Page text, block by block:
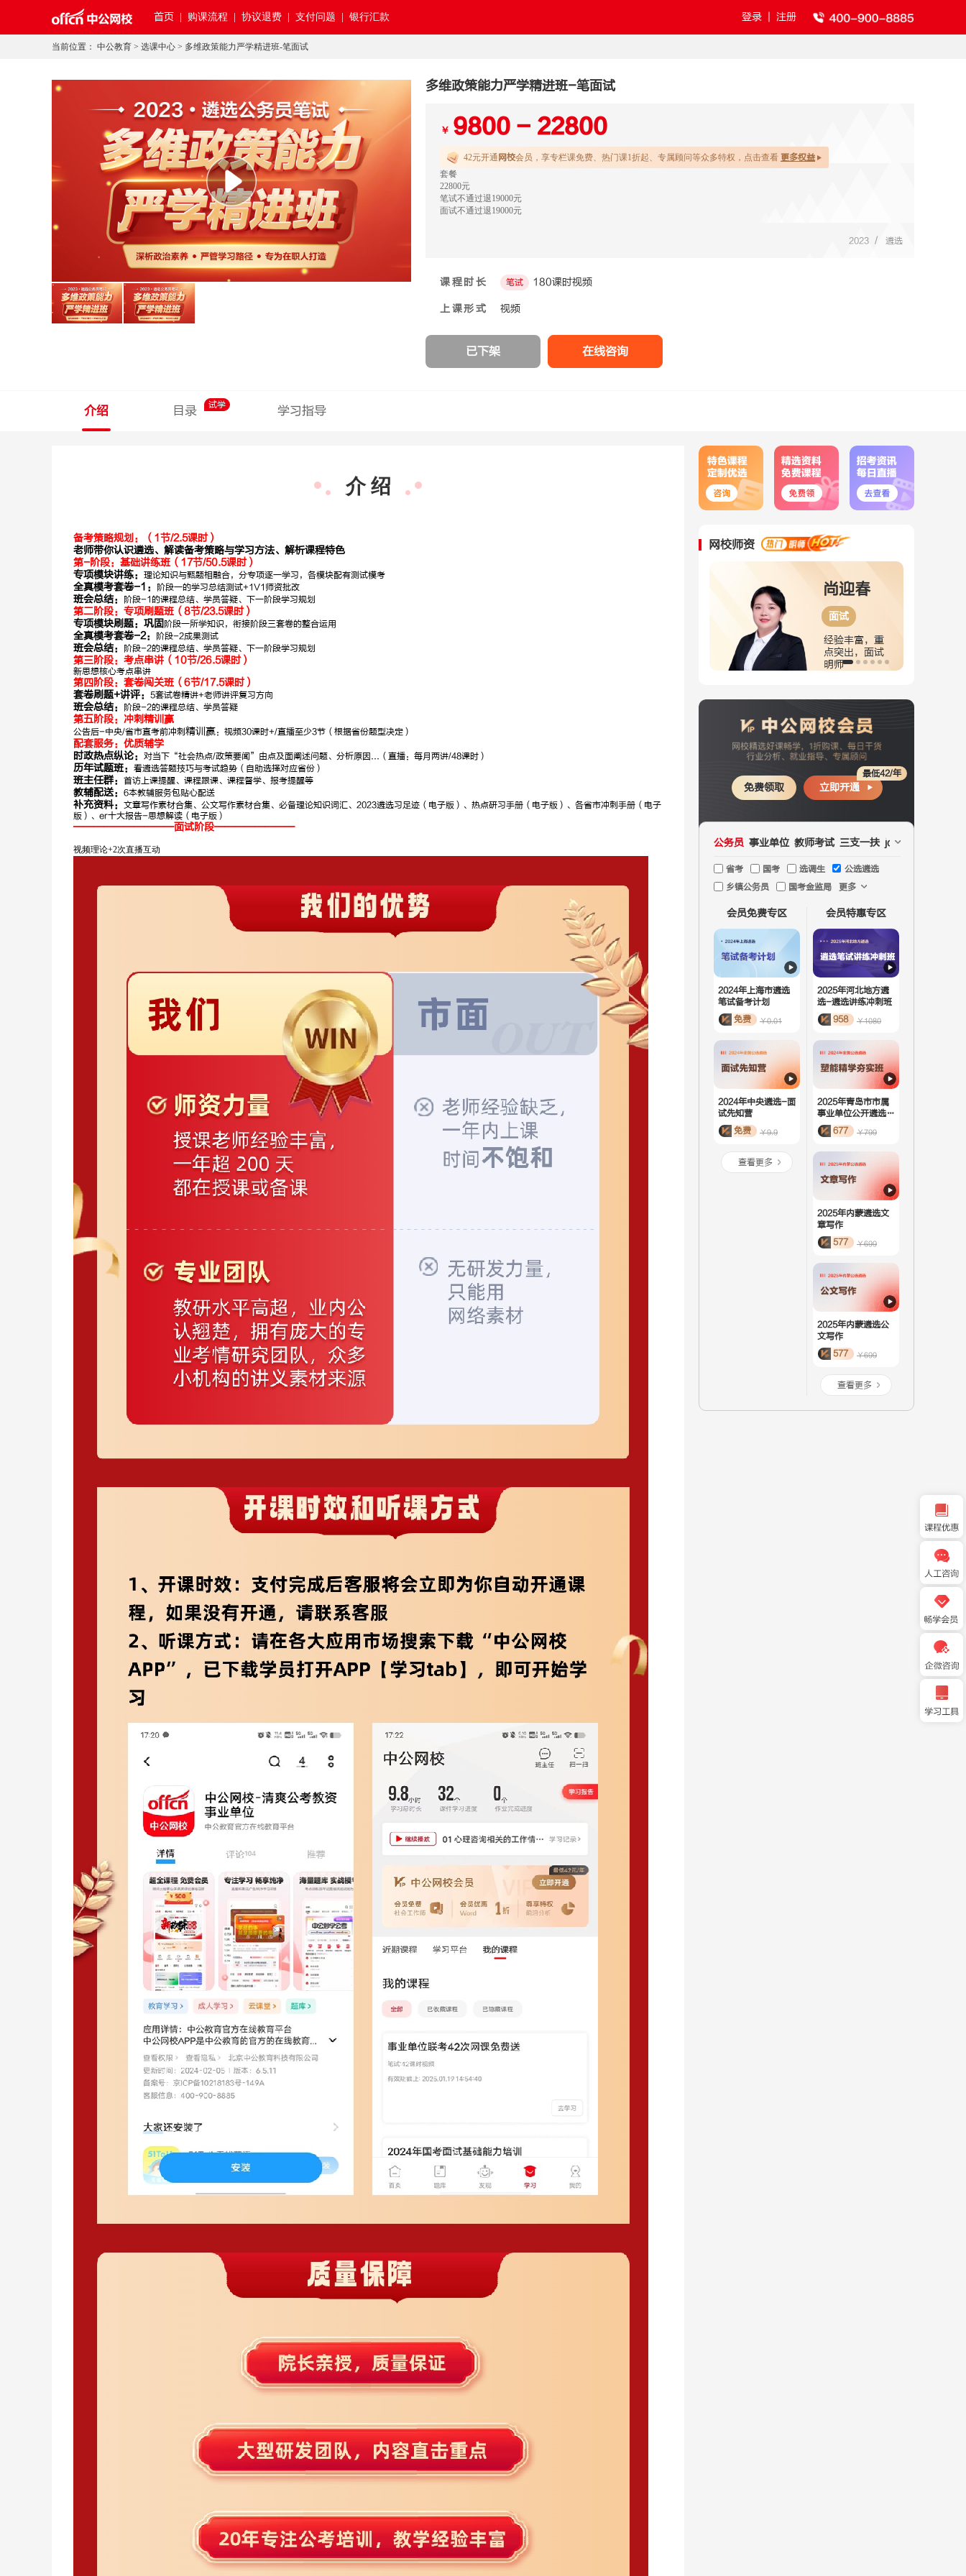
首页 购课流程 | 协议退费 | 支付问题 | 银行汇款 登录 注册
当前位置： 中公教育 > 选课中心 > 多维政策能力严学精进班-笔面试
多维政策能力严学精进班-笔面试
￥ 9800 - 22800
42元开通 网校会员，享专栏课免费、热门课1折起、专属顾问等众多特权，点击查看 更多权益
套餐
22800元
笔试不通过退19000元
面试不通过退19000元
2023 / 遴选
课程时长 笔试 180课时视频
上课形式 视频
已下架 在线咨询
介绍 目录 试学 学习指导
介 绍
备考策略规划：（1节/2.5课时）
老师带你认识遴选、解读备考策略与学习方法、解析课程特色
第-阶段：基础讲练班（17节/50.5课时）
专项模块讲练：
理论知识与甄题相融合，分专项逐一学习，各模块配有测试模考
全真模考套卷-1： 阶段一的学习总结测试+1V1师资批改
班会总结： 阶段-1的课程总结、学员答疑、下一阶段学习规划
第二阶段：专项刷题班（8节/23.5课时）
专项模块刷题：巩固 阶段一所学知识，衔接阶段三套卷的整合运用
全真模考套卷-2： 阶段-2成果测试
班会总结： 阶段-2的课程总结、学员答疑、下一阶段学习规划
第三阶段：考点串讲（10节/26.5课时）
新思想核心考点串讲
第四阶段：套卷闯关班（6节/17.5课时）
套卷刷题+讲评：
5套试卷精讲+老师讲评复习方向
班会总结： 阶段-2的课程总结、学员答疑
第五阶段： 冲刺精训赢
公告后-中央/省市直考前冲刺 精训赢：视频30课时+/直播至少3节（根据省份题型决定）
配套服务：优质辅学
时政热点纵论：
对当下“社会热点/政策要闻”由点及面阐述问题、分析原因...（直播：每月两讲/48课时）
历年试题班： 看遴选答题技巧与考试趋势（自助选择对应省份）
班主任群： 首访上课提醒、课程跟课、课程督学、报考提醒等
教辅配送： 6本教辅服务包贴心配送
补充资料：
文章写作素材合集、公文写作素材合集、必备理论知识词汇、2023遴选习足迹（电子版）、热点研习手册（电子版）、各省市冲刺手册（电子
版）、er十大报告-思想解读（电子版）
——————————面试阶段————————
视频理论+2次直播互动
网校师资
孙圣林 石惠胜
申论
年，金句御姐
刘婉婷
面试
深耕面试8
年，霸气正能
量
免费领取 立即开通
最低42/年
公务员 事业单位 教师考试 三支一扶 jd文职
省考 国考 选调生
公选遴选
乡镇公务员
国考金监局 更多
会员免费专区
2024年上海市遴选
笔试备考计划
免费
￥0.01
2024年中央遴选-面
试先知营
免费
￥9.9
查看更多
会员特惠专区
2025年河北地方遴
选-遴选讲练冲刺班
958
￥1080
2025年青岛市市属
事业单位公开遴选-
塑能精学夯实班
677 ￥799
2025年内蒙遴选文
章写作
577
￥699
2025年内蒙遴选公
文写作
577
￥699
查看更多